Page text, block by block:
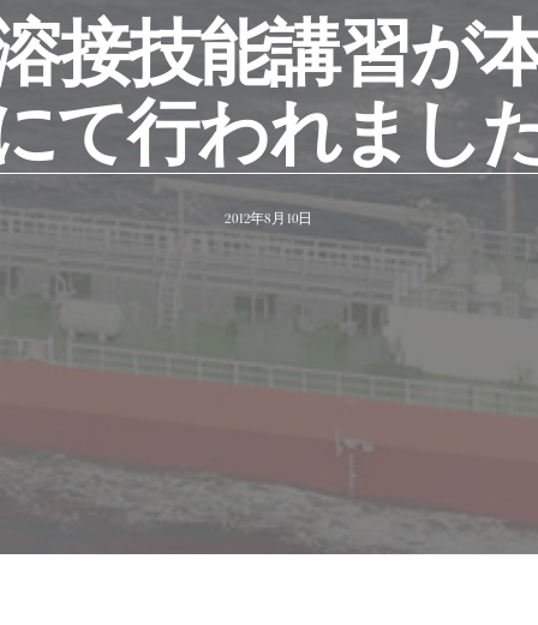
接技能講習が
て行われまし
2012年8月10日